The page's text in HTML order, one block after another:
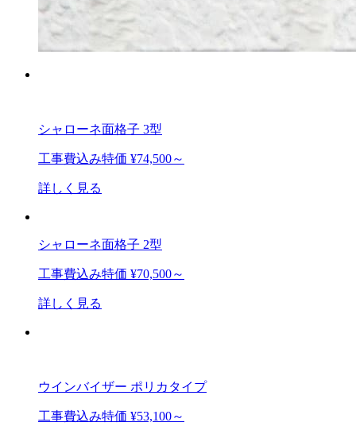
シャローネ面格子 3型
工事費込み特価 ¥74,500～
詳しく見る
シャローネ面格子 2型
工事費込み特価 ¥70,500～
詳しく見る
ウインバイザー ポリカタイプ
工事費込み特価 ¥53,100～